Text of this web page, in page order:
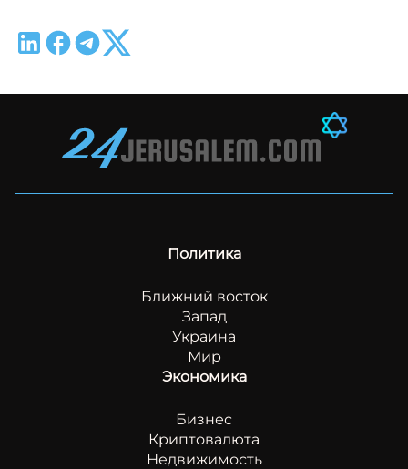
Политика
Ближний восток
Запад
Украина
Мир
Экономика
Бизнес
Криптовалюта
Недвижимость